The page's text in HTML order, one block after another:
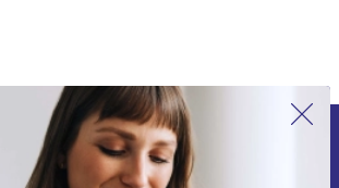
Inscrivez-vous à notre newsletter pour
la première fois et économisez 15 € !